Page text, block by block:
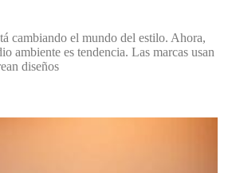
cambiando el mundo del estilo. Ahora,
ambiente es tendencia. Las marcas usan
diseños